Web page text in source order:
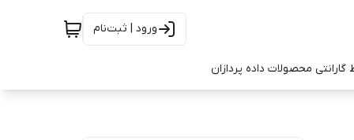
ورود | ثبت‌نام
گارانتی محصولات داده پردازان